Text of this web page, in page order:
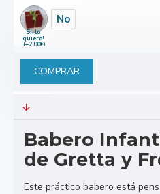
Sí, lo
quiero!
(+2,00€)
No
COMPRAR
Babero
de Gretta y
Este práctico babero está